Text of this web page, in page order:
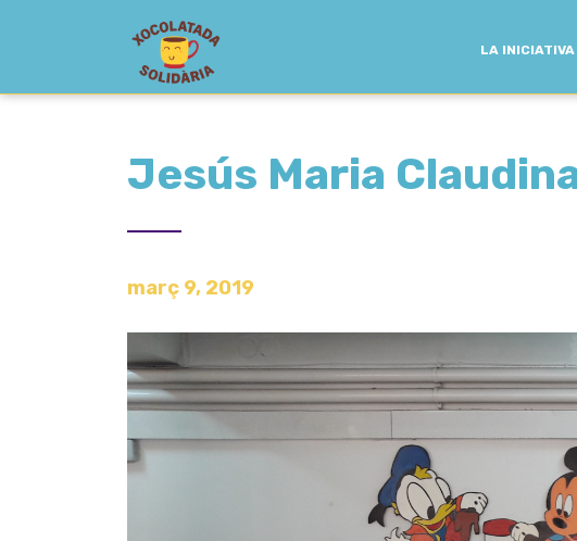
LA INICIATIVA
Jesús Maria
març 9, 2019